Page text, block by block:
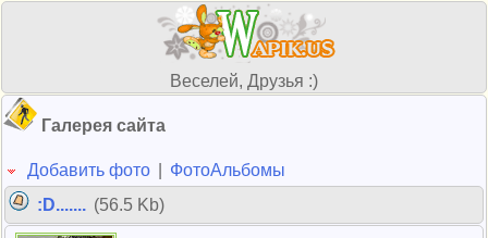
Веселей, Друзья :)
Галерея сайта
Добавить фото
ФотоАльбомы
:D....... (56.5 Kb)